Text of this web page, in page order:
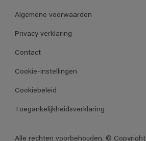
Algemene voorwaarden
Privacy verklaring
Contact
Cookie-instellingen
Cookiebeleid
Toegankelijkheidsverklaring
Alle rechten voorbehouden. © Copyright